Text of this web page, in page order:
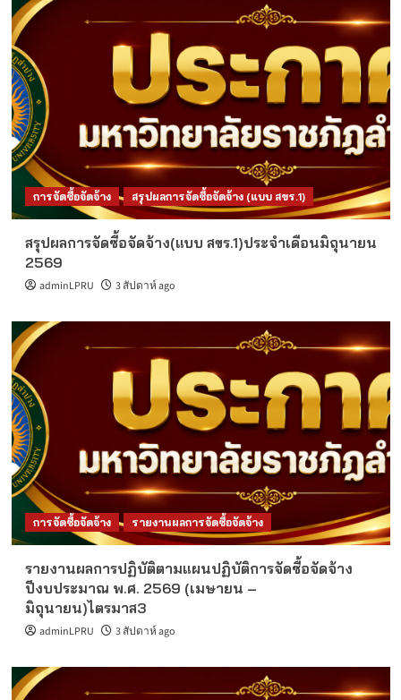
การจัดซื้อจัดจ้าง สรุปผลการจัดซื้อจัดจ้าง (แบบ สขร.1)
สรุปผลการจัดซื้อจัดจ้าง(แบบ สขร.1)ประจำเดือนมิถุนายน
2569
adminLPRU 3 สัปดาห์ ago
การจัดซื้อจัดจ้าง รายงานผลการจัดซื้อจัดจ้าง
รายงานผลการปฏิบัติตามแผนปฏิบัติการจัดซื้อจัดจ้าง
ปีงบประมาณ พ.ศ. 2569 (เมษายน –
มิถุนายน)ไตรมาส3
adminLPRU 3 สัปดาห์ ago